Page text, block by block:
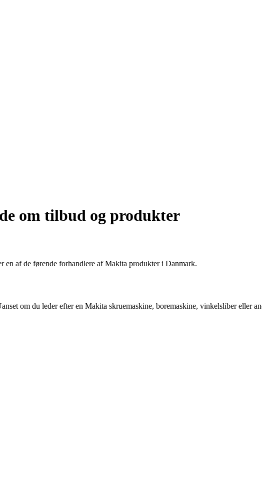
om tilbud og produkter
af de førende forhandlere af Makita produkter i Danmark.
om du leder efter en Makita skruemaskine, boremaskine, vinkelsliber eller